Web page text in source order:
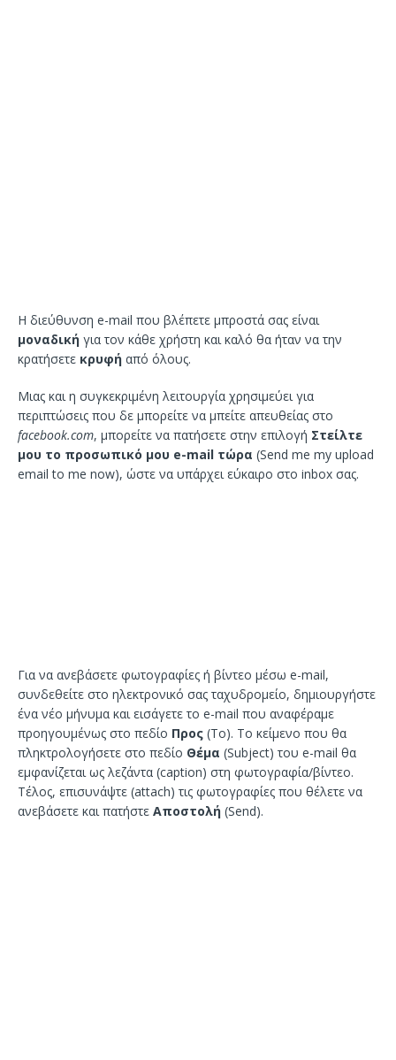
H διεύθυνση e-mail που βλέπετε μπροστά σας είναι
μοναδική για τον κάθε χρήστη και καλό θα ήταν να την
κρατήσετε κρυφή από όλους.
Μιας και η συγκεκριμένη λειτουργία χρησιμεύει για
περιπτώσεις που δε μπορείτε να μπείτε απευθείας στο
facebook.com, μπορείτε να πατήσετε στην επιλογή Στείλτε
μου το προσωπικό μου e-mail τώρα (Send me my upload
email to me now), ώστε να υπάρχει εύκαιρο στο inbox σας.
Για να ανεβάσετε φωτογραφίες ή βίντεο μέσω e-mail,
συνδεθείτε στο ηλεκτρονικό σας ταχυδρομείο, δημιουργήστε
ένα νέο μήνυμα και εισάγετε το e-mail που αναφέραμε
προηγουμένως στο πεδίο Προς (To). Το κείμενο που θα
πληκτρολογήσετε στο πεδίο Θέμα (Subject) του e-mail θα
εμφανίζεται ως λεζάντα (caption) στη φωτογραφία/βίντεο.
Τέλος, επισυνάψτε (attach) τις φωτογραφίες που θέλετε να
ανεβάσετε και πατήστε Αποστολή (Send).